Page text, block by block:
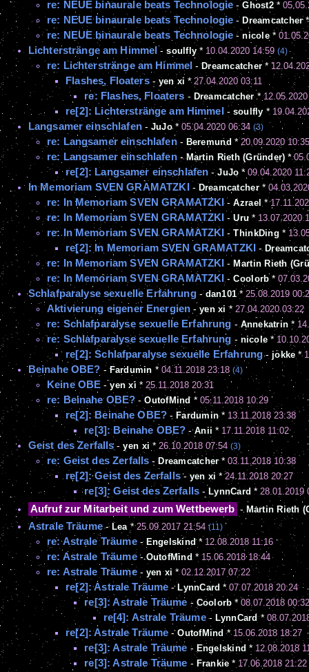
re: NEUE binaurale beats Technologie -Ghost2*
re: NEUE binaurale beats Technologie - Dreamcatcher
re: NEUE binaurale beats Technologie -nicole*
Lichterstränge am Himmel -soulfly* 10.04.2020 14:59 (4)
re: Lichterstränge am Himmel -Dreamcatcher *
Flashes, Floaters-yen xi *27.04.2020 03:11
re: Flashes, Floaters - Dreamcatcher*
re[2]: Lichterstränge am Himmel - soulfly *
Langsamer einschlafen- JuJo* 05.04.2020 06:34 (3)
re: Langsamer einschlafen- Beremund * 20.09.2020 10:35
re: Langsamer einschlafen-Martin Rieth (Gründer) *
re[2]: Langsamer einschlafen -JuJo *09.04.2020
In Memoriam SVEN GRAMATZKI - Dreamcatcher*
re: In Memoriam SVEN GRAMATZKI-Azrael *
re: In Memoriam SVEN GRAMATZKI -Uru * 13.07.2020
re: In Memoriam SVEN GRAMATZKI -ThinkDing *
re[2]: In Memoriam SVEN GRAMATZKI -
re: In Memoriam SVEN GRAMATZKI - Martin Rieth
re: In Memoriam SVEN GRAMATZKI -Coolorb *
Schlafparalyse sexuelle Erfahrung-dan101*25.08.2019
Aktivierung eigener Energien -yen xi * 27.04.2020 03:22
re: Schlafparalyse sexuelle Erfahrung -Annekatrin*
re: Schlafparalyse sexuelle Erfahrung- nicole*
re[2]: Schlafparalyse sexuelle Erfahrung- jokke *
Beinahe OBE? - Fardumin * 04.11.2018 23:18 (4)
Keine OBE -yen xi * 25.11.2018 20:31
re: Beinahe OBE? -OutofMind* 05.11.2018 10:29
re[2]: Beinahe OBE? - Fardumin* 13.11.2018 23:38
re[3]: Beinahe OBE? -Anii * 17.11.2018 11:02
Geist des Zerfalls -yen xi *26.10.2018 07:54 (3)
re: Geist des Zerfalls -Dreamcatcher*03.11.2018 10:38
re[2]: Geist des Zerfalls-yen xi *24.11.2018 20:27
re[3]: Geist des Zerfalls - LynnCard *28.01.2019
Aufruf zur Mitarbeit und zum Wettbewerb - Martin Rieth
Astrale Träume- Lea*25.09.2017 21:54 (11)
re: Astrale Träume- Engelskind* 12.08.2018 11:16
re: Astrale Träume-OutofMind* 15.06.2018 18:44
re: Astrale Träume- yen xi *02.12.2017 07:22
re[2]: Astrale Träume - LynnCard *07.07.2018 20:24
re[3]: Astrale Träume - Coolorb *08.07.2018
re[4]: Astrale Träume- LynnCard *
re[2]: Astrale Träume -OutofMind * 15.06.2018 18:27
re[3]: Astrale Träume - Engelskind *12.08.2018
re[3]: Astrale Träume- Frankie * 17.06.2018 21:22